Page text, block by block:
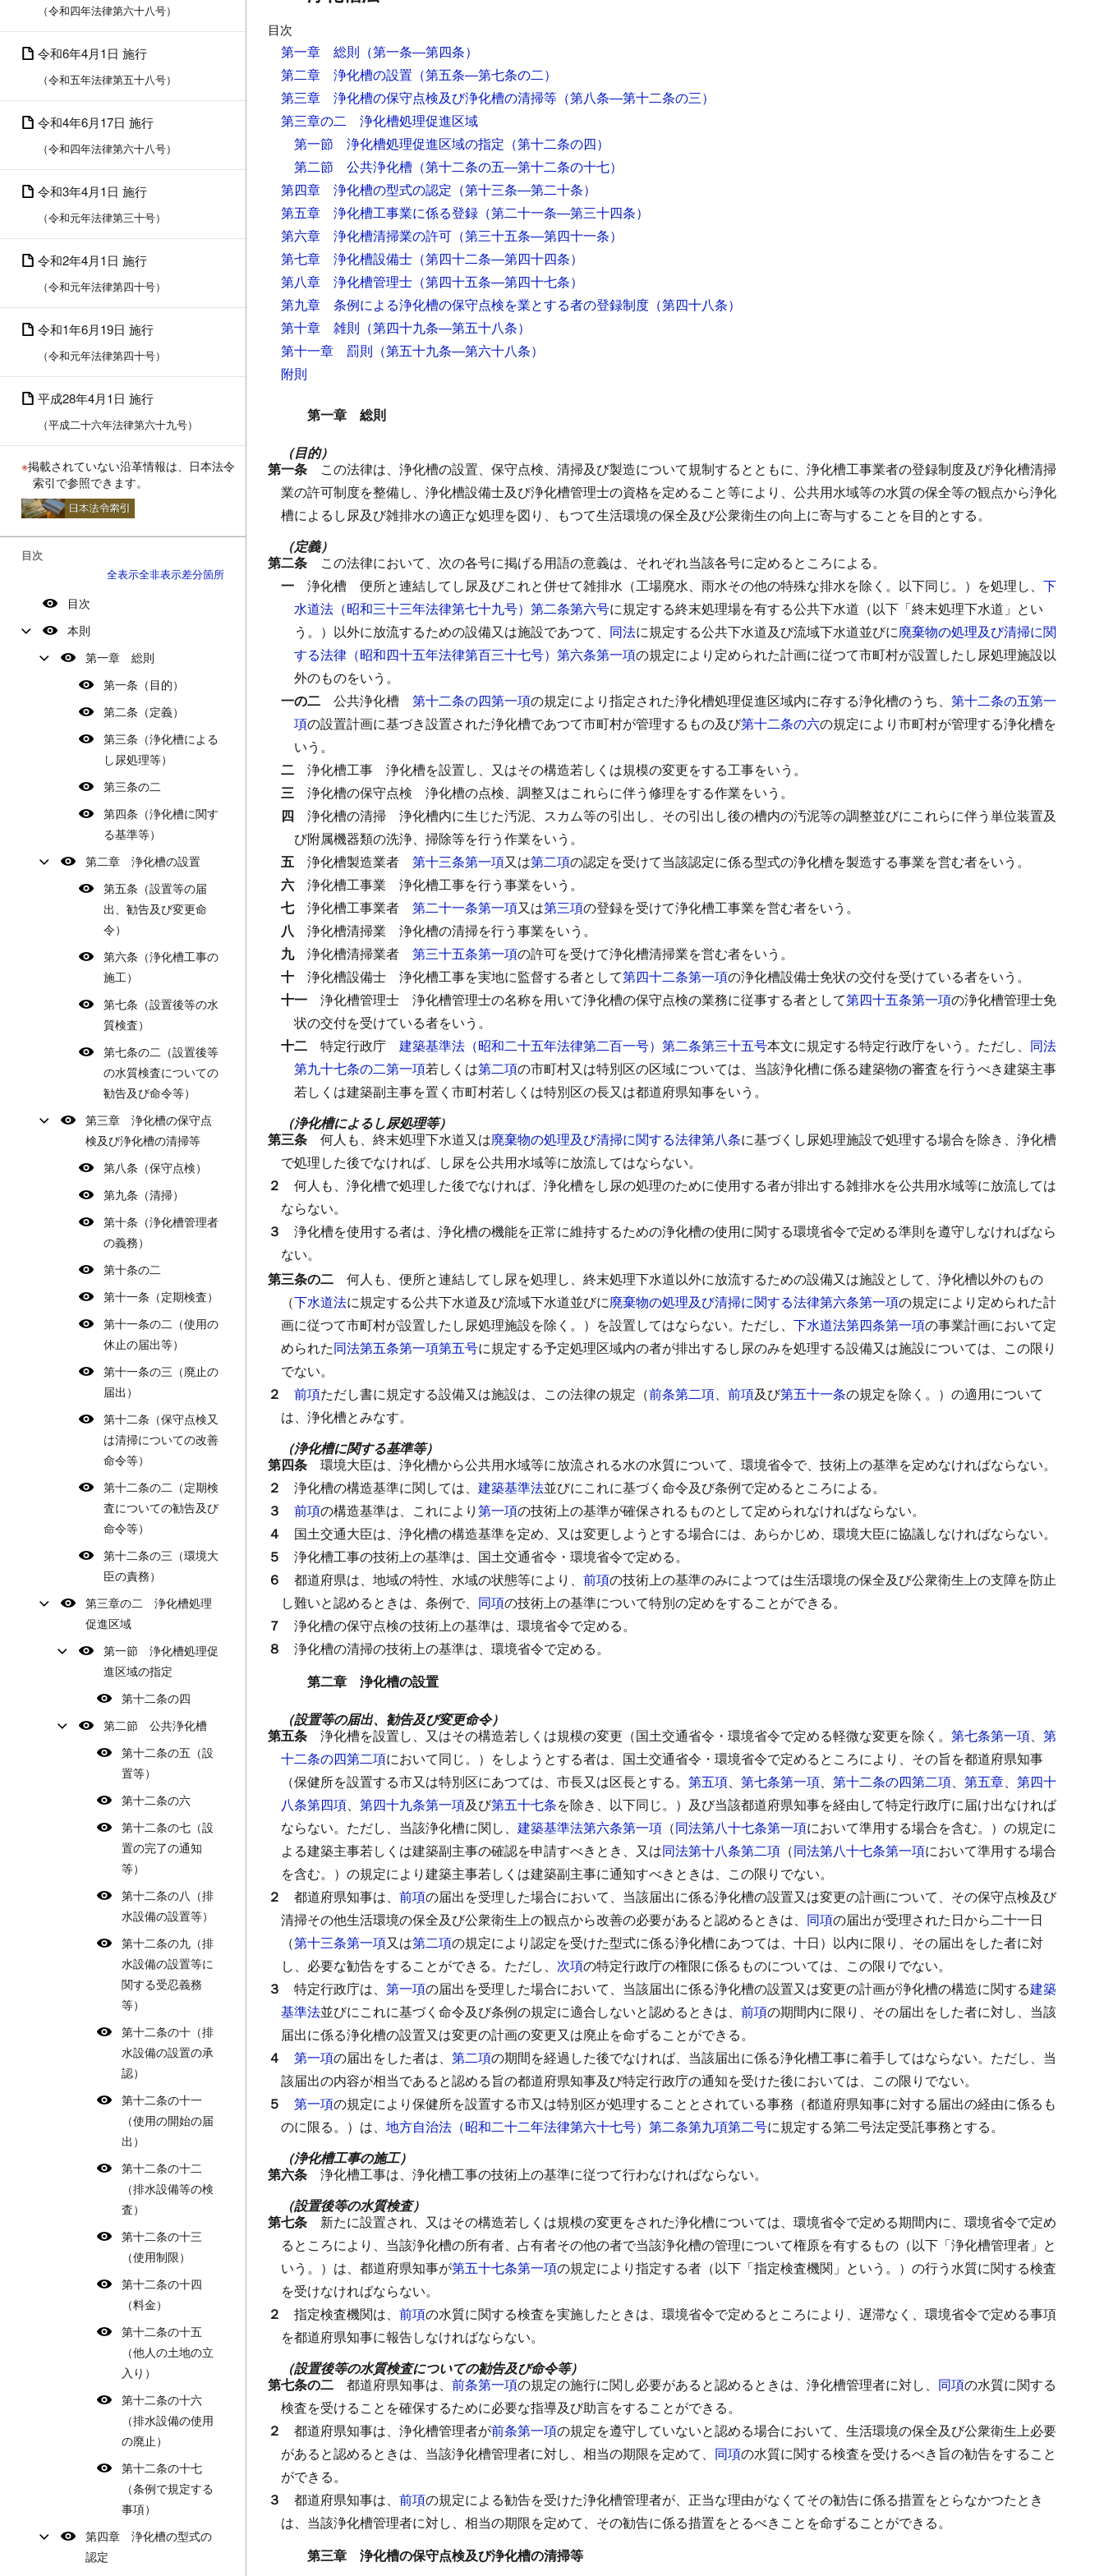
（令和四年法律第六十八号）
令和6年4月1日 施行
（令和五年法律第五十八号）
令和4年6月17日 施行
（令和四年法律第六十八号）
令和3年4月1日 施行
（令和元年法律第三十号）
令和2年4月1日 施行
（令和元年法律第四十号）
令和1年6月19日 施行
（令和元年法律第四十号）
平成28年4月1日 施行
（平成二十六年法律第六十九号）
※掲載されていない沿革情報は、日本法令
索引で参照できます。
目次
全表示全非表示差分箇所
目次
本則
第一章 総則
第一条（目的）
第二条（定義）
第三条（浄化槽による
し尿処理等）
第三条の二
第四条（浄化槽に関す
る基準等）
第二章 浄化槽の設置
第五条（設置等の届
出、勧告及び変更命
令）
第六条（浄化槽工事の
施工）
第七条（設置後等の水
質検査）
第七条の二（設置後等
の水質検査についての
勧告及び命令等）
第三章 浄化槽の保守点
検及び浄化槽の清掃等
第八条（保守点検）
第九条（清掃）
第十条（浄化槽管理者
の義務）
第十条の二
第十一条（定期検査）
第十一条の二（使用の
休止の届出等）
第十一条の三（廃止の
届出）
第十二条（保守点検又
は清掃についての改善
命令等）
第十二条の二（定期検
査についての勧告及び
命令等）
第十二条の三（環境大
臣の責務）
第三章の二 浄化槽処理
促進区域
第一節 浄化槽処理促
進区域の指定
第十二条の四
第二節 公共浄化槽
第十二条の五（設
置等）
第十二条の六
第十二条の七（設
置の完了の通知
等）
第十二条の八（排
水設備の設置等）
第十二条の九（排
水設備の設置等に
関する受忍義務
等）
第十二条の十（排
水設備の設置の承
認）
第十二条の十一
（使用の開始の届
出）
第十二条の十二
（排水設備等の検
査）
第十二条の十三
（使用制限）
第十二条の十四
（料金）
第十二条の十五
（他人の土地の立
入り）
第十二条の十六
（排水設備の使用
の廃止）
第十二条の十七
（条例で規定する
事項）
第四章 浄化槽の型式の
認定
目次
第一章 総則 （第一条―第四条）
第二章 浄化槽の設置 （第五条―第七条の二）
第三章 浄化槽の保守点検及び浄化槽の清掃等 （第八条―第十二条の三）
第三章の二 浄化槽処理促進区域
第一節 浄化槽処理促進区域の指定 （第十二条の四）
第二節 公共浄化槽 （第十二条の五―第十二条の十七）
第四章 浄化槽の型式の認定 （第十三条―第二十条）
第五章 浄化槽工事業に係る登録 （第二十一条―第三十四条）
第六章 浄化槽清掃業の許可 （第三十五条―第四十一条）
第七章 浄化槽設備士 （第四十二条―第四十四条）
第八章 浄化槽管理士 （第四十五条―第四十七条）
第九章 条例による浄化槽の保守点検を業とする者の登録制度 （第四十八条）
第十章 雑則 （第四十九条―第五十八条）
第十一章 罰則 （第五十九条―第六十八条）
附則
第一章 総則
（目的）
第一条 この法律は、浄化槽の設置、保守点検、清掃及び製造について規制するとともに、浄化槽工事業者の登録制度及び浄化槽清掃
業の許可制度を整備し、浄化槽設備士及び浄化槽管理士の資格を定めること等により、公共用水域等の水質の保全等の観点から浄化
槽によるし尿及び雑排水の適正な処理を図り、もつて生活環境の保全及び公衆衛生の向上に寄与することを目的とする。
（定義）
第二条 この法律において、次の各号に掲げる用語の意義は、それぞれ当該各号に定めるところによる。
一 浄化槽 便所と連結してし尿及びこれと併せて雑排水（工場廃水、雨水その他の特殊な排水を除く。以下同じ。）を処理し、 下
水道法（昭和三十三年法律第七十九号）第二条第六号に規定する終末処理場を有する公共下水道（以下「終末処理下水道」とい
う。）以外に放流するための設備又は施設であつて、 同法に規定する公共下水道及び流域下水道並びに廃棄物の処理及び清掃に関
する法律（昭和四十五年法律第百三十七号）第六条第一項の規定により定められた計画に従つて市町村が設置したし尿処理施設以
外のものをいう。
一の二 公共浄化槽 第十二条の四第一項の規定により指定された浄化槽処理促進区域内に存する浄化槽のうち、 第十二条の五第一
項の設置計画に基づき設置された浄化槽であつて市町村が管理するもの及び第十二条の六の規定により市町村が管理する浄化槽を
いう。
二 浄化槽工事
浄化槽を設置し、又はその構造若しくは規模の変更をする工事をいう。
三 浄化槽の保守点検
浄化槽の点検、調整又はこれらに伴う修理をする作業をいう。
四 浄化槽の清掃
浄化槽内に生じた汚泥、スカム等の引出し、その引出し後の槽内の汚泥等の調整並びにこれらに伴う単位装置及
び附属機器類の洗浄、掃除等を行う作業をいう。
五 浄化槽製造業者 第十三条第一項又は第二項の認定を受けて当該認定に係る型式の浄化槽を製造する事業を営む者をいう。
六 浄化槽工事業
浄化槽工事を行う事業をいう。
七 浄化槽工事業者 第二十一条第一項又は第三項の登録を受けて浄化槽工事業を営む者をいう。
八 浄化槽清掃業
浄化槽の清掃を行う事業をいう。
九 浄化槽清掃業者 第三十五条第一項の許可を受けて浄化槽清掃業を営む者をいう。
十 浄化槽設備士 浄化槽工事を実地に監督する者として第四十二条第一項の浄化槽設備士免状の交付を受けている者をいう。
十一 浄化槽管理士 浄化槽管理士の名称を用いて浄化槽の保守点検の業務に従事する者として第四十五条第一項の浄化槽管理士免
状の交付を受けている者をいう。
十二 特定行政庁 建築基準法（昭和二十五年法律第二百一号）第二条第三十五号本文に規定する特定行政庁をいう。 ただし、 同法
第九十七条の二第一項若しくは第二項の市町村又は特別区の区域については、当該浄化槽に係る建築物の審査を行うべき建築主事
若しくは建築副主事を置く市町村若しくは特別区の長又は都道府県知事をいう。
（浄化槽によるし尿処理等）
第三条 何人も、終末処理下水道又は廃棄物の処理及び清掃に関する法律第八条に基づくし尿処理施設で処理する場合を除き、浄化槽
で処理した後でなければ、し尿を公共用水域等に放流してはならない。
２ 何人も、浄化槽で処理した後でなければ、浄化槽をし尿の処理のために使用する者が排出する雑排水を公共用水域等に放流しては
ならない。
３ 浄化槽を使用する者は、浄化槽の機能を正常に維持するための浄化槽の使用に関する環境省令で定める準則を遵守しなければなら
ない。
第三条の二 何人も、便所と連結してし尿を処理し、終末処理下水道以外に放流するための設備又は施設として、浄化槽以外のもの
（下水道法に規定する公共下水道及び流域下水道並びに廃棄物の処理及び清掃に関する法律第六条第一項の規定により定められた計
画に従つて市町村が設置したし尿処理施設を除く。）を設置してはならない。 ただし、 下水道法第四条第一項の事業計画において定
められた同法第五条第一項第五号に規定する予定処理区域内の者が排出するし尿のみを処理する設備又は施設については、この限り
でない。
２ 前項ただし書に規定する設備又は施設は、この法律の規定（前条第二項、 前項及び第五十一条の規定を除く。）の適用について
は、浄化槽とみなす。
（浄化槽に関する基準等）
第四条 環境大臣は、浄化槽から公共用水域等に放流される水の水質について、環境省令で、技術上の基準を定めなければならない。
２ 浄化槽の構造基準に関しては、 建築基準法並びにこれに基づく命令及び条例で定めるところによる。
３ 前項の構造基準は、これにより第一項の技術上の基準が確保されるものとして定められなければならない。
４ 国土交通大臣は、浄化槽の構造基準を定め、又は変更しようとする場合には、あらかじめ、環境大臣に協議しなければならない。
５ 浄化槽工事の技術上の基準は、国土交通省令・環境省令で定める。
６ 都道府県は、地域の特性、水域の状態等により、 前項の技術上の基準のみによつては生活環境の保全及び公衆衛生上の支障を防止
し難いと認めるときは、条例で、 同項の技術上の基準について特別の定めをすることができる。
７ 浄化槽の保守点検の技術上の基準は、環境省令で定める。
８ 浄化槽の清掃の技術上の基準は、環境省令で定める。
第二章 浄化槽の設置
（設置等の届出、勧告及び変更命令）
第五条 浄化槽を設置し、又はその構造若しくは規模の変更（国土交通省令・環境省令で定める軽微な変更を除く。 第七条第一項、 第
十二条の四第二項において同じ。）をしようとする者は、国土交通省令・環境省令で定めるところにより、その旨を都道府県知事
（保健所を設置する市又は特別区にあつては、市長又は区長とする。 第五項、 第七条第一項、 第十二条の四第二項、 第五章、 第四十
八条第四項、 第四十九条第一項及び第五十七条を除き、以下同じ。）及び当該都道府県知事を経由して特定行政庁に届け出なければ
ならない。 ただし、当該浄化槽に関し、 建築基準法第六条第一項 （同法第八十七条第一項において準用する場合を含む。）の規定に
よる建築主事若しくは建築副主事の確認を申請すべきとき、又は同法第十八条第二項 （同法第八十七条第一項において準用する場合
を含む。）の規定により建築主事若しくは建築副主事に通知すべきときは、この限りでない。
２ 都道府県知事は、 前項の届出を受理した場合において、当該届出に係る浄化槽の設置又は変更の計画について、その保守点検及び
清掃その他生活環境の保全及び公衆衛生上の観点から改善の必要があると認めるときは、 同項の届出が受理された日から二十一日
（第十三条第一項又は第二項の規定により認定を受けた型式に係る浄化槽にあつては、十日）以内に限り、その届出をした者に対
し、必要な勧告をすることができる。 ただし、 次項の特定行政庁の権限に係るものについては、この限りでない。
３ 特定行政庁は、 第一項の届出を受理した場合において、当該届出に係る浄化槽の設置又は変更の計画が浄化槽の構造に関する建築
基準法並びにこれに基づく命令及び条例の規定に適合しないと認めるときは、 前項の期間内に限り、その届出をした者に対し、当該
届出に係る浄化槽の設置又は変更の計画の変更又は廃止を命ずることができる。
４ 第一項の届出をした者は、 第二項の期間を経過した後でなければ、当該届出に係る浄化槽工事に着手してはならない。 ただし、当
該届出の内容が相当であると認める旨の都道府県知事及び特定行政庁の通知を受けた後においては、この限りでない。
５ 第一項の規定により保健所を設置する市又は特別区が処理することとされている事務（都道府県知事に対する届出の経由に係るも
のに限る。）は、 地方自治法（昭和二十二年法律第六十七号）第二条第九項第二号に規定する第二号法定受託事務とする。
（浄化槽工事の施工）
第六条 浄化槽工事は、浄化槽工事の技術上の基準に従つて行わなければならない。
（設置後等の水質検査）
第七条 新たに設置され、又はその構造若しくは規模の変更をされた浄化槽については、環境省令で定める期間内に、環境省令で定め
るところにより、当該浄化槽の所有者、占有者その他の者で当該浄化槽の管理について権原を有するもの（以下「浄化槽管理者」と
いう。）は、都道府県知事が第五十七条第一項の規定により指定する者（以下「指定検査機関」という。）の行う水質に関する検査
を受けなければならない。
２ 指定検査機関は、 前項の水質に関する検査を実施したときは、環境省令で定めるところにより、遅滞なく、環境省令で定める事項
を都道府県知事に報告しなければならない。
（設置後等の水質検査についての勧告及び命令等）
第七条の二 都道府県知事は、 前条第一項の規定の施行に関し必要があると認めるときは、浄化槽管理者に対し、 同項の水質に関する
検査を受けることを確保するために必要な指導及び助言をすることができる。
２ 都道府県知事は、浄化槽管理者が前条第一項の規定を遵守していないと認める場合において、生活環境の保全及び公衆衛生上必要
があると認めるときは、当該浄化槽管理者に対し、相当の期限を定めて、 同項の水質に関する検査を受けるべき旨の勧告をすること
ができる。
３ 都道府県知事は、 前項の規定による勧告を受けた浄化槽管理者が、正当な理由がなくてその勧告に係る措置をとらなかつたとき
は、当該浄化槽管理者に対し、相当の期限を定めて、その勧告に係る措置をとるべきことを命ずることができる。
第三章 浄化槽の保守点検及び浄化槽の清掃等